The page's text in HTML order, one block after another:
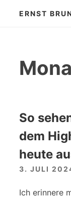
InhaltERNST
So
dem
heute
3. JULI
Ich erinnere